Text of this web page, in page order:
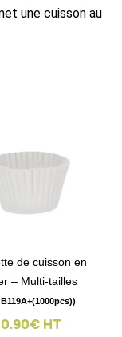
une cuisson au
de cuisson en
– Multi-tailles
HT